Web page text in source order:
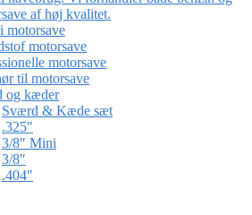
af høj kvalitet.
motorsave
motorsave
motorsave
til motorsave
og kæder
Sværd & Kæde sæt
.325″
3/8″ Mini
3/8″
.404″